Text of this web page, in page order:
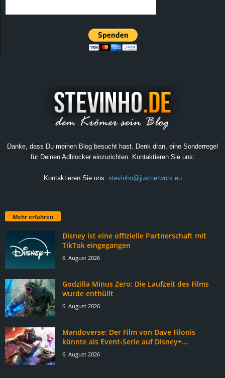
Danke, dass Du meinen Blog besucht hast. Denk dran, eine Sonderregel
für Deinen Adblocker einzurichten. Kontaktieren Sie uns:
Kontaktieren Sie uns: stevinho@justnetwork.eu
Mehr erfahren
Disney ist eine offizielle Partnerschaft mit
TikTok eingegangen
6. August 2026
Godzilla Minus Zero: Die Laufzeit des Films
wurde enthüllt
6. August 2026
Mandoverse: Der Film von Dave Filonis
könnte als Event-Serie auf Disney+...
6. August 2026